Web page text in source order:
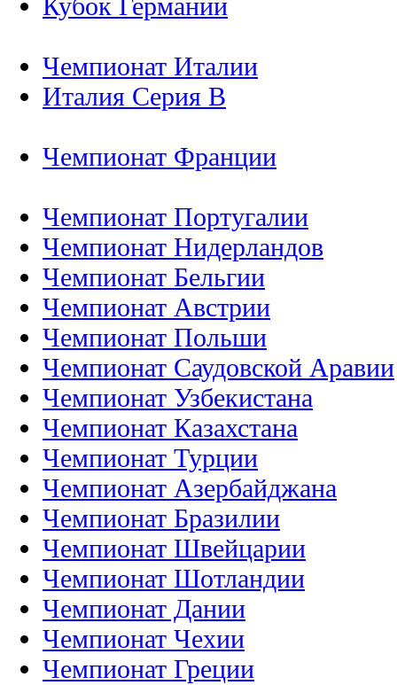
Кубок Германии
Чемпионат Италии
Италия Серия B
Чемпионат Франции
Чемпионат Португалии
Чемпионат Нидерландов
Чемпионат Бельгии
Чемпионат Австрии
Чемпионат Польши
Чемпионат Саудовской Аравии
Чемпионат Узбекистана
Чемпионат Казахстана
Чемпионат Турции
Чемпионат Азербайджана
Чемпионат Бразилии
Чемпионат Швейцарии
Чемпионат Шотландии
Чемпионат Дании
Чемпионат Чехии
Чемпионат Греции